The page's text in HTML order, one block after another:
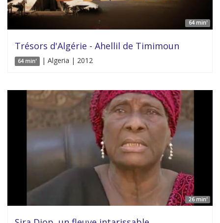
64 min'
Trésors d'Algérie - Ahellil de Timimoun
64 min' | Algeria | 2012
26 min'